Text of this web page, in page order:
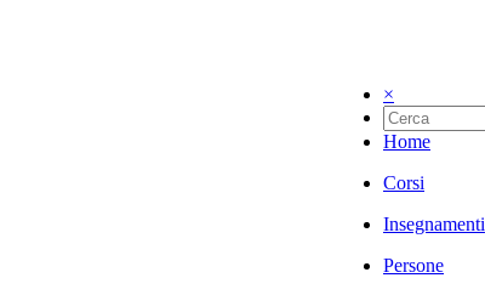
×
Home
Corsi
Insegnamenti
Persone